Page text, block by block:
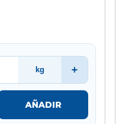
kg +
AÑADIR